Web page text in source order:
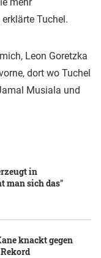
Tuchel.
Leon Goretzka
dort wo Tuchel
Musiala und
in
man sich das"
knackt gegen